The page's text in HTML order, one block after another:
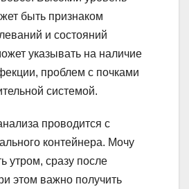
быть признаком
и состояний
указывать на наличие
проблем с почками
системой.
проводится с
контейнера. Мочу
утром, сразу после
этом важно получить